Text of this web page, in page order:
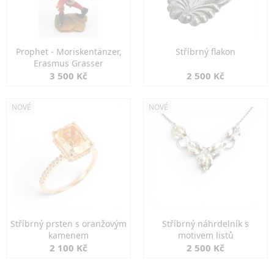
Prophet - Moriskentänzer,
Erasmus Grasser
3 500 Kč
Stříbrný flakon
2 500 Kč
NOVÉ
Stříbrný prsten s oranžovým
kamenem
2 100 Kč
NOVÉ
Stříbrný náhrdelník s
motivem listů
2 500 Kč